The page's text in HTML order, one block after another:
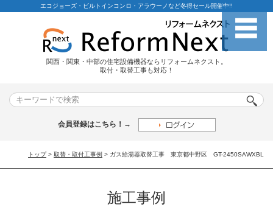
エコジョーズ・ビルトインコンロ・アラウーノなど冬得セール開催中!!
関西・関東・中部の住宅設備機器ならリフォームネクスト。
取付・取替工事も対応！
会員登録はこちら！→
トップ > 取替・取付工事例 > ガス給湯器取替工事 東京都中野区 GT-2450SAWXBL
施工事例